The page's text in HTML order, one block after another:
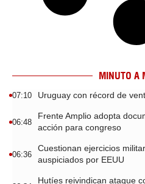
MINUTO A
07:10 Uruguay con récord de
06:48
Frente Amplio adopta
acción para congreso
06:36
Cuestionan ejercicios
auspiciados por EEUU
Hutíes reivindican ataque